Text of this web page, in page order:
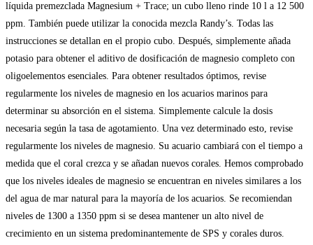
líquida premezclada Magnesium + Trace; un cubo lleno rinde 10 l a 12 500
ppm. También puede utilizar la conocida mezcla Randy’s. Todas las
instrucciones se detallan en el propio cubo. Después, simplemente añada
potasio para obtener el aditivo de dosificación de magnesio completo con
oligoelementos esenciales. Para obtener resultados óptimos, revise
regularmente los niveles de magnesio en los acuarios marinos para
determinar su absorción en el sistema. Simplemente calcule la dosis
necesaria según la tasa de agotamiento. Una vez determinado esto, revise
regularmente los niveles de magnesio. Su acuario cambiará con el tiempo a
medida que el coral crezca y se añadan nuevos corales. Hemos comprobado
que los niveles ideales de magnesio se encuentran en niveles similares a los
del agua de mar natural para la mayoría de los acuarios. Se recomiendan
niveles de 1300 a 1350 ppm si se desea mantener un alto nivel de
crecimiento en un sistema predominantemente de SPS y corales duros.